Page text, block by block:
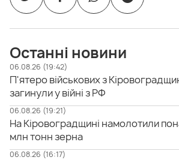
Останні новини
06.08.26 (19:42)
П'ятеро військових з
загинули у війні з РФ
06.08.26 (19:21)
На Кіровоградщині намолотили
млн тонн зерна
06.08.26 (16:17)